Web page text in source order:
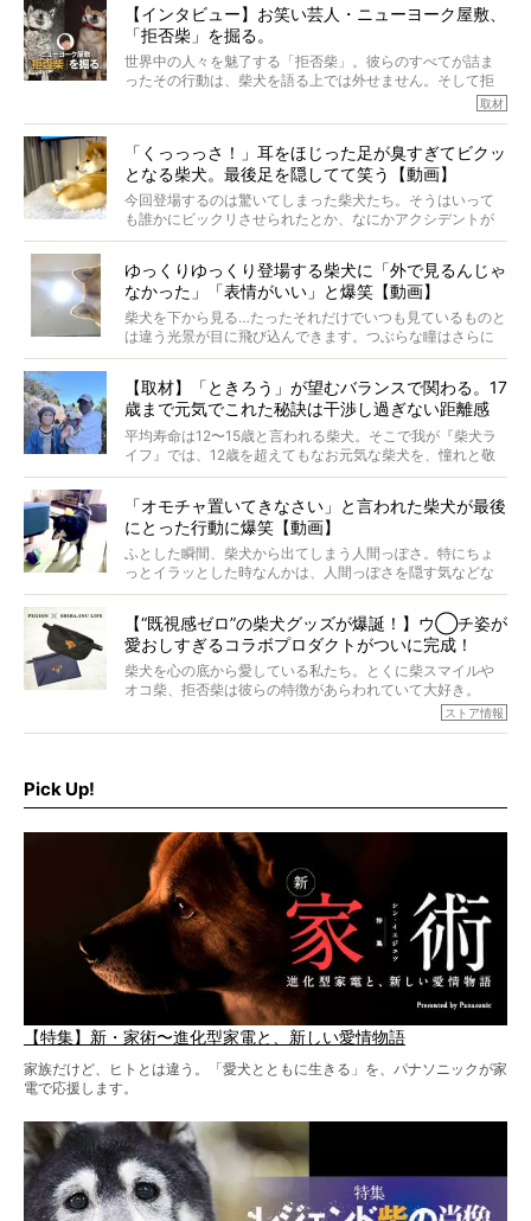
語でした。
※文章はご本人の了承を得て編集しています
※画像はすべてイメージです
※この記事は個人の感想であり、効果・効能を示すものではありません
そんな噂を聞きつけ、今回はハワイの柴犬たちを取材して
きました！
【インタビュー】お笑い芸人・ニューヨーク屋敷、
「拒否柴」を掘る。
世界中の人々を魅了する「拒否柴」。彼らのすべてが詰ま
ったその行動は、柴犬を語る上では外せません。そして拒
否柴がここまで話題になるのは、“映える”ことも理由のひと
がるのでしょうか。
最近版画製作を始めた、お笑いコンビ「ニューヨーク」の
屋敷裕政さんに、拒否柴を掘っていただきました！ イン
タビューと合わせてご覧ください。
取材
「くっっっさ！」耳をほじった足が臭すぎてビクッ
となる柴犬。最後足を隠してて笑う【動画】
今回登場するのは驚いてしまった柴犬たち。そうはいって
も誰かにビックリさせられたとか、なにかアクシデントが
起きたとか、そういうことが原因ではありません。全ての
ゆっくりゆっくり登場する柴犬に「外で見るんじゃ
なかった」「表情がいい」と爆笑【動画】
柴犬を下から見る…たったそれだけでいつも見ているものと
は違う光景が目に飛び込んできます。つぶらな瞳はさらに
つぶらに見え、モフモフのお顔はさらにモフモフに見えま
【取材】「ときろう」が望むバランスで関わる。17
歳まで元気でこれた秘訣は干渉し過ぎない距離感
#38ときろう
平均寿命は12〜15歳と言われる柴犬。そこで我が『柴犬ラ
イフ』では、12歳を超えてもなお元気な柴犬を、憧れと敬
意を込めて“レジェンド柴”と呼んでいます。 この特集で
ォーカスし、その元気の秘訣や、老犬と暮らすうえで大切
だと思うことを、オーナーさんに語っていただきます。今
回登場してくれたのは、17歳のときろうくん。小さい頃か
ら食が細かったため、何でも食べさせてきたということで
「オモチャ置いてきなさい」と言われた柴犬が最後
にとった行動に爆笑【動画】
ふとした瞬間、柴犬から出てしまう人間っぽさ。特にちょ
っとイラッとした時なんかは、人間っぽさを隠す気などな
いように見えます。もしかして本当の本当は、中身は人間
【“既視感ゼロ”の柴犬グッズが爆誕！】ウ◯チ姿が
愛おしすぎるコラボプロダクトがついに完成！
柴犬を心の底から愛している私たち。とくに柴スマイルや
オコ柴、拒否柴は彼らの特徴があらわれていて大好き。
でもちょっと待て…もうひとつ、忘れてはならない愛おしい
ストア情報
Pick Up!
【特集】新・家術〜進化型家電と、新しい愛情物語
家族だけど、ヒトとは違う。「愛犬とともに生きる」を、パナソニックが家
電で応援します。